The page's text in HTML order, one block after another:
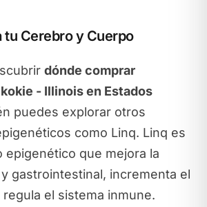
tu Cerebro y Cuerpo
dónde comprar
- Illinois en Estados
puedes explorar otros
como Linq. Linq es
epigenético que mejora la
gastrointestinal, incrementa el
el sistema inmune.